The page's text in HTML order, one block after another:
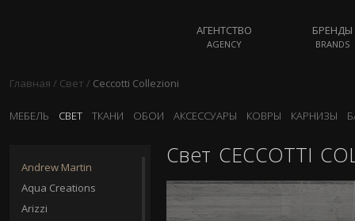
АГЕНТСТВО
AGENCY
БРЕНДЫ
BRANDS
Главная / Свет / Ceccotti Collezioni
МЕБЕЛЬ СВЕТ ТКАНИ ОБОИ АКСЕССУАРЫ КОВРЫ КАРНИЗЫ
Andrew Martin
Aqua Creations
Arizzi
Свет CECCOTTI